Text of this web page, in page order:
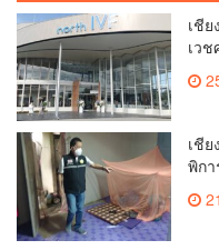
เชี
เว
บุตร
เชี
พิก
ทบ